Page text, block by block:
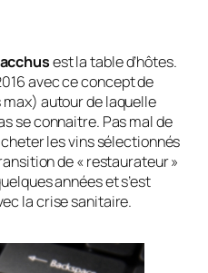
est la table d’hôtes.
avec ce concept de
autour de laquelle
se connaitre. Pas mal de
les vins sélectionnés
de « restaurateur »
années et s’est
la crise sanitaire.